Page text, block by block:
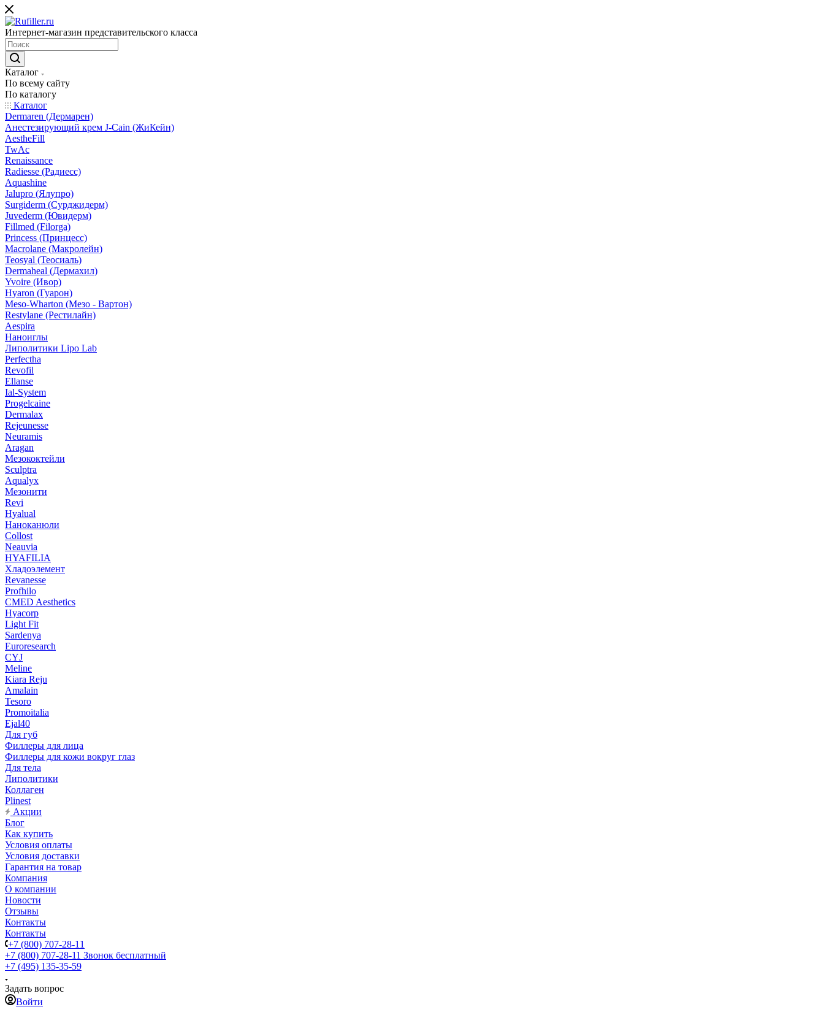
Интернет-магазин представительского класса
Каталог
По всему сайту
По каталогу
Каталог
Dermaren (Дермарен)
Анестезирующий крем J-Cain (ЖиКейн)
AestheFill
TwAc
Renaissance
Radiesse (Радиесс)
Aquashine
Jalupro (Ялупро)
Surgiderm (Сурджидерм)
Juvederm (Ювидерм)
Fillmed (Filorga)
Princess (Принцесс)
Macrolane (Макролейн)
Teosyal (Теосиаль)
Dermaheal (Дермахил)
Yvoire (Ивор)
Hyaron (Гуарон)
Meso-Wharton (Мезо - Вартон)
Restylane (Рестилайн)
Aespira
Наноиглы
Липолитики Lipo Lab
Perfectha
Revofil
Ellanse
Ial-System
Progelcaine
Dermalax
Rejeunesse
Neuramis
Aragan
Мезококтейли
Sculptra
Aqualyx
Мезонити
Revi
Hyalual
Наноканюли
Collost
Neauvia
HYAFILIA
Хладоэлемент
Revanesse
Profhilo
CMED Aesthetics
Hyacorp
Light Fit
Sardenya
Euroresearch
CYJ
Meline
Kiara Reju
Amalain
Tesoro
Promoitalia
Ejal40
Для губ
Филлеры для лица
Филлеры для кожи вокруг глаз
Для тела
Липолитики
Коллаген
Plinest
Акции
Блог
Как купить
Условия оплаты
Условия доставки
Гарантия на товар
Компания
О компании
Новости
Отзывы
Контакты
Контакты
+7 (800) 707-28-11
+7 (800) 707-28-11 Звонок бесплатный
+7 (495) 135-35-59
Задать вопрос
Войти